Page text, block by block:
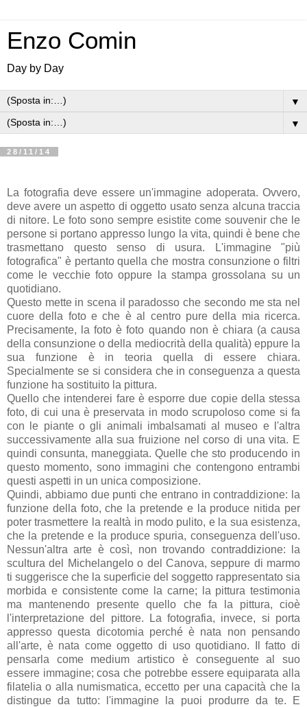
Enzo Comin
Day by Day
▼
▼
28/11/14
La fotografia deve essere un'immagine adoperata. Ovvero,
deve avere un aspetto di oggetto usato senza alcuna traccia
di nitore. Le foto sono sempre esistite come souvenir che le
persone si portano appresso lungo la vita, quindi è bene che
trasmettano questo senso di usura. L'immagine "più
fotografica" è pertanto quella che mostra consunzione o filtri
come le vecchie foto oppure la stampa grossolana su un
quotidiano.
Questo mette in scena il paradosso che secondo me sta nel
cuore della foto e che è al centro pure della mia ricerca.
Precisamente, la foto è foto quando non è chiara (a causa
della consunzione o della mediocrità della qualità) eppure la
sua funzione è in teoria quella di essere chiara.
Specialmente se si considera che in conseguenza a questa
funzione ha sostituito la pittura.
Quello che intenderei fare è esporre due copie della stessa
foto, di cui una è preservata in modo scrupoloso come si fa
con le piante o gli animali imbalsamati al museo e l'altra
successivamente alla sua fruizione nel corso di una vita. E
quindi consunta, maneggiata. Quelle che sto producendo in
questo momento, sono immagini che contengono entrambi
questi aspetti in un unica composizione.
Quindi, abbiamo due punti che entrano in contraddizione: la
funzione della foto, che la pretende e la produce nitida per
poter trasmettere la realtà in modo pulito, e la sua esistenza,
che la pretende e la produce spuria, conseguenza dell'uso.
Nessun'altra arte è così, non trovando contraddizione: la
scultura del Michelangelo o del Canova, seppure di marmo
ti suggerisce che la superficie del soggetto rappresentato sia
morbida e consistente come la carne; la pittura testimonia
ma mantenendo presente quello che fa la pittura, cioè
l'interpretazione del pittore. La fotografia, invece, si porta
appresso questa dicotomia perché è nata non pensando
all'arte, è nata come oggetto di uso quotidiano. Il fatto di
pensarla come medium artistico è conseguente al suo
essere immagine; cosa che potrebbe essere equiparata alla
filatelia o alla numismatica, eccetto per una capacità che la
distingue da tutto: l'immagine la puoi produrre da te. E